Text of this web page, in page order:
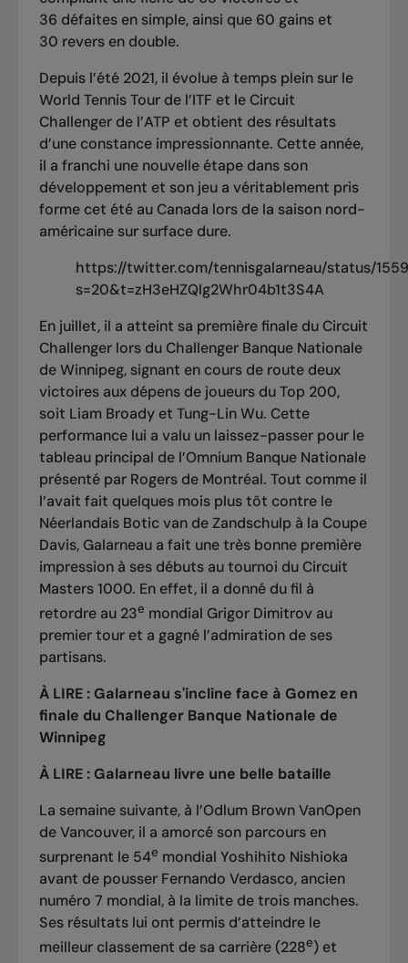
36 défaites en simple, ainsi que 60 gains et
30 revers en double.
Depuis l’été 2021, il évolue à temps plein sur le
World Tennis Tour de l’ITF et le Circuit
Challenger de l’ATP et obtient des résultats
d’une constance impressionnante. Cette année,
il a franchi une nouvelle étape dans son
développement et son jeu a véritablement pris
forme cet été au Canada lors de la saison nord-
américaine sur surface dure.
https://twitter.com/tennisgalarneau/status/
s=20&t=zH3eHZQlg2Whr04b1t3S4A
En juillet, il a atteint sa première finale du Circuit
Challenger lors du Challenger Banque Nationale
de Winnipeg, signant en cours de route deux
victoires aux dépens de joueurs du Top 200,
soit Liam Broady et Tung-Lin Wu. Cette
performance lui a valu un laissez-passer pour le
tableau principal de l’Omnium Banque Nationale
présenté par Rogers de Montréal. Tout comme il
l’avait fait quelques mois plus tôt contre le
Néerlandais Botic van de Zandschulp à la Coupe
Davis, Galarneau a fait une très bonne première
impression à ses débuts au tournoi du Circuit
Masters 1000. En effet, il a donné du fil à
retordre au 23e mondial Grigor Dimitrov au
premier tour et a gagné l’admiration de ses
partisans.
À LIRE : Galarneau s'incline face à Gomez en
finale du Challenger Banque Nationale de
Winnipeg
À LIRE : Galarneau livre une belle bataille
La semaine suivante, à l’Odlum Brown VanOpen
de Vancouver, il a amorcé son parcours en
surprenant le 54e mondial Yoshihito Nishioka
avant de pousser Fernando Verdasco, ancien
numéro 7 mondial, à la limite de trois manches.
Ses résultats lui ont permis d’atteindre le
meilleur classement de sa carrière (228e) et